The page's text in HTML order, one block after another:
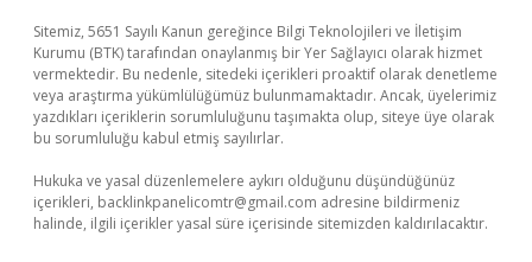
Sitemiz, 5651 Sayılı Kanun gereğince Bilgi Teknolojileri ve İletişim
Kurumu (BTK) tarafından onaylanmış bir Yer Sağlayıcı olarak hizmet
vermektedir. Bu nedenle, sitedeki içerikleri proaktif olarak denetleme
veya araştırma yükümlülüğümüz bulunmamaktadır. Ancak, üyelerimiz
yazdıkları içeriklerin sorumluluğunu taşımakta olup, siteye üye olarak
bu sorumluluğu kabul etmiş sayılırlar.
Hukuka ve yasal düzenlemelere aykırı olduğunu düşündüğünüz
içerikleri, backlinkpanelicomtr@gmail.com adresine bildirmeniz
halinde, ilgili içerikler yasal süre içerisinde sitemizden kaldırılacaktır.